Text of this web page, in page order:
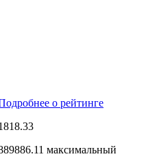
о рейтинге
максимальный